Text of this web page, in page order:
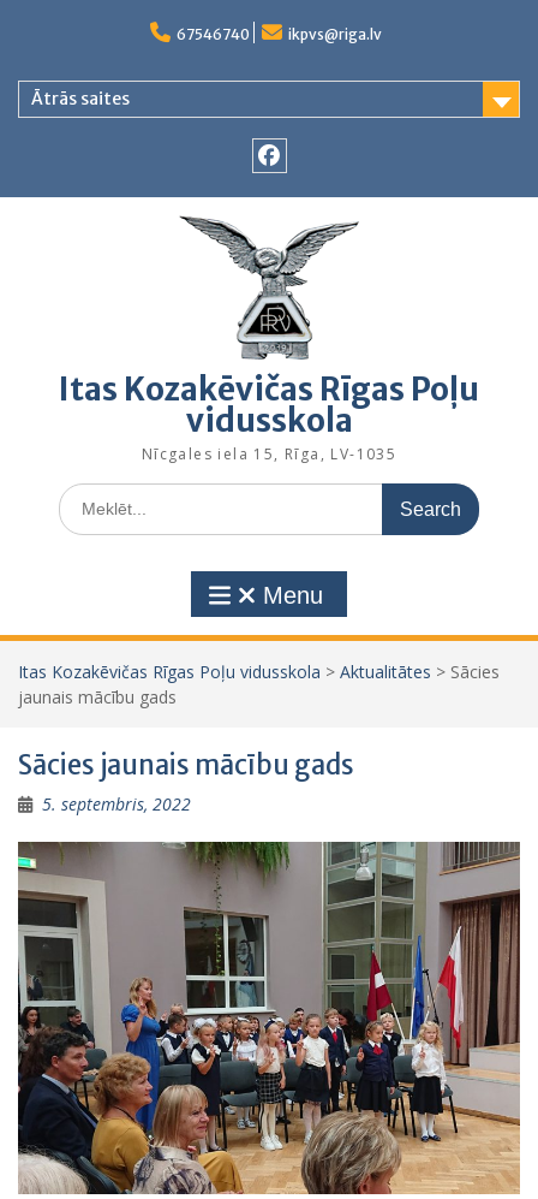
67546740 ikpvs@riga.lv
Ātrās saites
Itas Kozakēvičas Rīgas Poļu
vidusskola
Nīcgales iela 15, Rīga, LV-1035
Search
for:
Menu
Itas Kozakēvičas Rīgas Poļu vidusskola > Aktualitātes > Sācies
jaunais mācību gads
Sācies jaunais mācību gads
5. septembris, 2022